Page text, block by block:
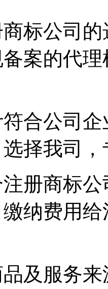
标公司
案的代
合公司
择我司
册商标
纳费用
及服务